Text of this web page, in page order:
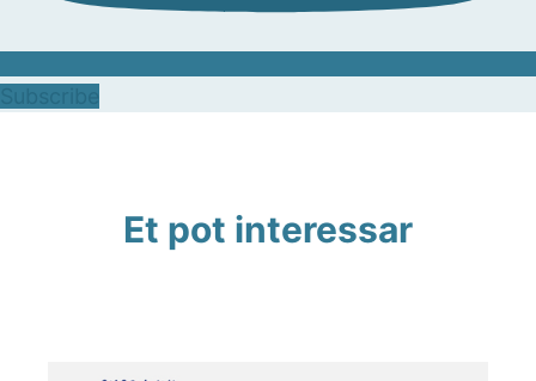
Et pot interessar